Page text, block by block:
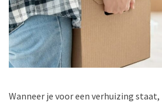
Wanneer je voor een verhuizing